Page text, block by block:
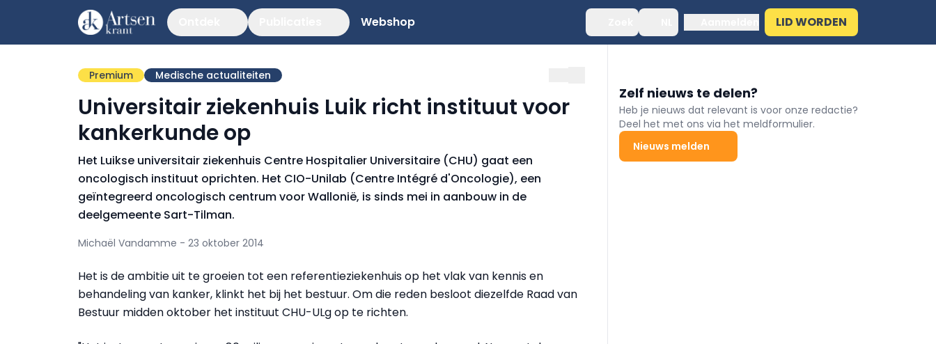
Webshop LID WORDEN
Premium Medische actualiteiten
Universitair ziekenhuis Luik richt instituut voor
kankerkunde op
Het Luikse universitair ziekenhuis Centre Hospitalier Universitaire (CHU) gaat een
oncologisch instituut oprichten. Het CIO-Unilab (Centre Intégré d'Oncologie), een
geïntegreerd oncologisch centrum voor Wallonië, is sinds mei in aanbouw in de
deelgemeente Sart-Tilman.
Michaël Vandamme - 23 oktober 2014
Het is de ambitie uit te groeien tot een referentieziekenhuis op het vlak van kennis en
behandeling van kanker, klinkt het bij het bestuur. Om die reden besloot diezelfde Raad van
Bestuur midden oktober het instituut CHU-ULg op te richten.
Zelf nieuws te delen?
Heb je nieuws dat relevant is voor onze redactie?
Deel het met ons via het meldformulier.
Nieuws melden